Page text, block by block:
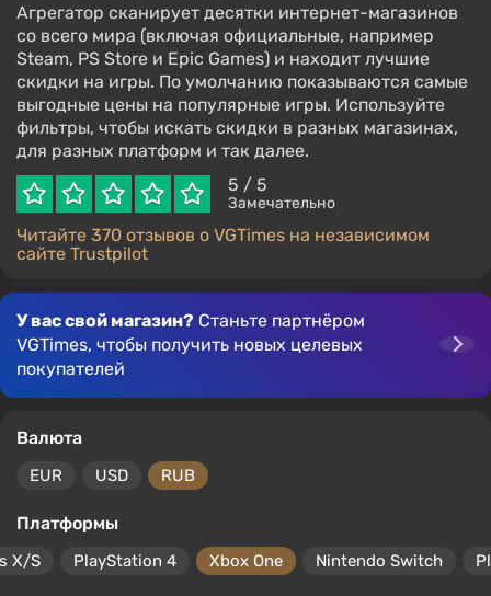
Агрегатор сканирует десятки интернет-магазинов
со всего мира (включая официальные, например
Steam, PS Store и Epic Games) и находит лучшие
скидки на игры. По умолчанию показываются самые
выгодные цены на популярные игры. Используйте
фильтры, чтобы искать скидки в разных магазинах,
для разных платформ и так далее.
5 / 5
Замечательно
Читайте 370 отзывов о VGTimes на независимом
сайте Trustpilot
У вас свой магазин? Станьте партнёром
VGTimes, чтобы получить новых целевых
покупателей
Валюта
EUR USD RUB
Платформы
X/S PlayStation 4 Xbox One Nintendo Switch